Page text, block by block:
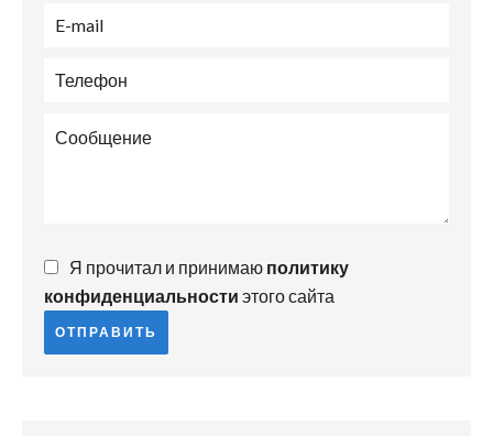
Я прочитал и принимаю политику
конфиденциальности этого сайта
ОТПРАВИТЬ